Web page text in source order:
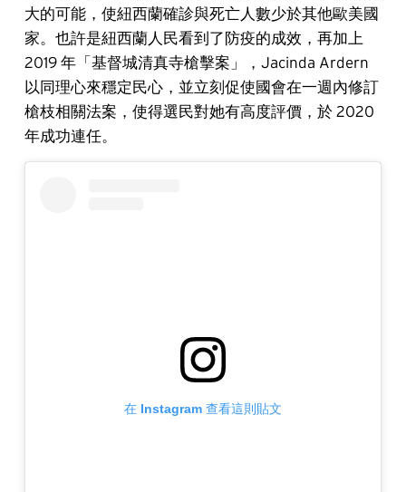
大的可能，使紐西蘭確診與死亡人數少於其他歐美國
家。也許是紐西蘭人民看到了防疫的成效，再加上
2019 年「基督城清真寺槍擊案」，Jacinda Ardern
以同理心來穩定民心，並立刻促使國會在一週內修訂
槍枝相關法案，使得選民對她有高度評價，於 2020
年成功連任。
在 Instagram 查看這則貼文